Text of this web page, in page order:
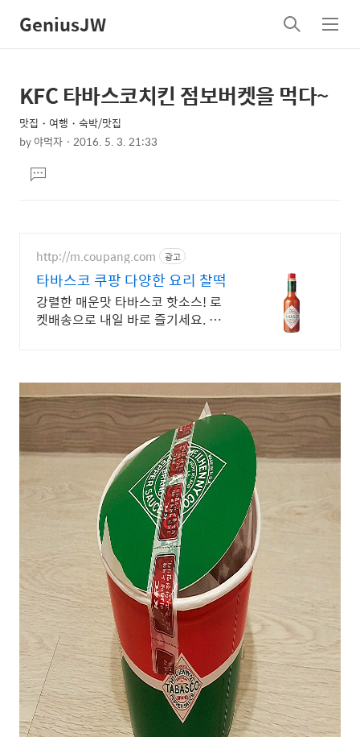
GeniusJW
검
색
메
뉴
상
세
컨
텐
츠
본
문
제
목
KFC 타바스코치킨 점보버켓을 먹다~
맛집・여행・숙박/맛집
by야먹자 2016. 5. 3. 21:33
문댓
글
http://m.coupang.com 광고
타바스코 쿠팡 다양한 요리 찰떡
강렬한 매운맛 타바스코 핫소스! 로
켓배송으로 내일 바로 즐기세요. 와